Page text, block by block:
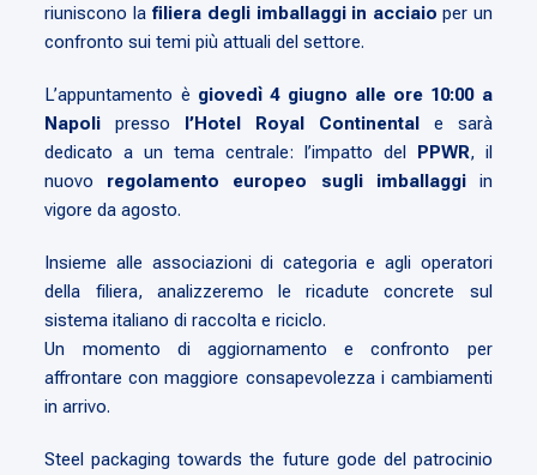
riuniscono la filiera degli imballaggi in acciaio per un
confronto sui temi più attuali del settore.
L’appuntamento è giovedì 4 giugno alle ore 10:00 a
Napolipresso l’Hotel Royal Continentale sarà
dedicato a un tema centrale: l’impatto del PPWR, il
nuovo regolamento europeo sugli imballaggiin
vigore da agosto.
Insieme alle associazioni di categoria e agli operatori
della filiera, analizzeremo le ricadute concrete sul
sistema italiano di raccolta e riciclo.
Un momento di aggiornamento e confronto per
affrontare con maggiore consapevolezza i cambiamenti
in arrivo.
Steel packaging towards the future gode del patrocinio